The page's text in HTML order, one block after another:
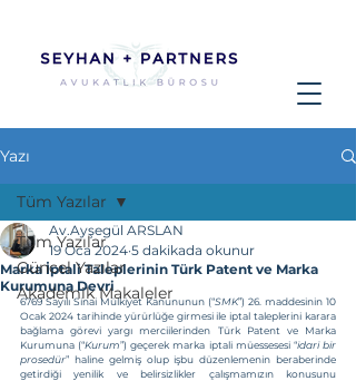
Yazı
Tüm Yazılar
Güncel Yazılar
Akademik Makaleler
Tüm Yazılar
Marka İptali Taleplerinin Türk Patent ve Marka
Kurumuna Devri
Av.Ayşegül ARSLAN
19 Oca 2024 5 dakikada okunur
6769 Sayılı Sinai Mülkiyet Kanununun (“SMK”) 26. maddesinin 10
Ocak 2024 tarihinde yürürlüğe girmesi ile iptal taleplerini karara
bağlama görevi yargı merciilerinden Türk Patent ve Marka
Kurumuna (“Kurum”) geçerek marka iptali müessesesi “idari bir
prosedür” haline gelmiş olup işbu düzenlemenin beraberinde
getirdiği yenilik ve belirsizlikler çalışmamızın konusunu